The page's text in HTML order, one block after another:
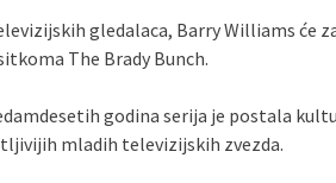
gledalaca, Barry Williams će
The Brady Bunch.
godina serija je postala
mladih televizijskih zvezda.